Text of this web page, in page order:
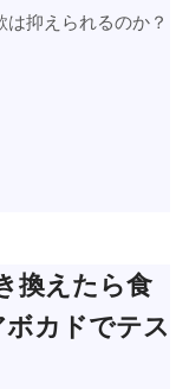
抑えられるのか？
換えたら食
カドでテス